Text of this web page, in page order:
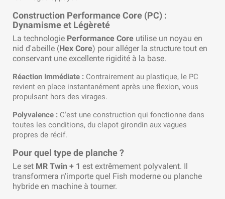
Construction Performance Core (PC) :
Dynamisme et Légèreté
La technologie Performance Core utilise un noyau en
nid d'abeille (Hex Core) pour alléger la structure tout en
conservant une excellente rigidité à la base.
Réaction Immédiate : Contrairement au plastique, le PC
revient en place instantanément après une flexion, vous
propulsant hors des virages.
Polyvalence : C'est une construction qui fonctionne dans
toutes les conditions, du clapot girondin aux vagues
propres de récif.
Pour quel type de planche ?
Le set MR Twin + 1 est extrêmement polyvalent. Il
transformera n'importe quel Fish moderne ou planche
hybride en machine à tourner.